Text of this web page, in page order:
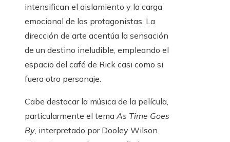
intensifican el aislamiento y la carga
emocional de los protagonistas. La
dirección de arte acentúa la sensación
de un destino ineludible, empleando el
espacio del café de Rick casi como si
fuera otro personaje.
Cabe destacar la música de la película,
particularmente el tema As Time Goes
By, interpretado por Dooley Wilson.